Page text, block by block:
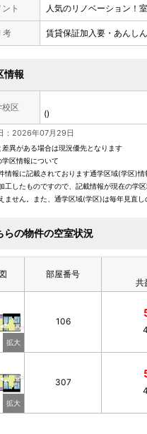
ト 人気のリノベーション！
考 賃貸保証加入要・あんし
情報
区
()
：2026年07月29日
異がある場合は現況優先となります
区情報について
情報に記載されております通学区域(学区)
工したものですので、記載情報が現在の学
ません。また、通学区域(学区)は毎年見直
らの物件の空室状況
部屋番号
共
106
307